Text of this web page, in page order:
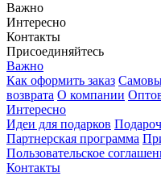
Важно
Интересно
Контакты
Присоединяйтесь
Важно
Как оформить заказ
возврата О компании
Интересно
Идеи для подарков
Партнерская программа
Пользовательское
Контакты